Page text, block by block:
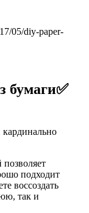
05/diy-paper-
бумаги✅
позволяет
подходит
воссоздать
так и